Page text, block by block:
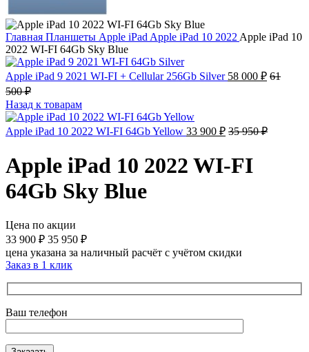
Главная Планшеты Apple iPad Apple iPad 10 2022 Apple iPad 10
2022 WI-FI 64Gb Sky Blue
Apple iPad 9 2021 WI-FI + Cellular 256Gb Silver 58 000 ₽ 61
500₽
Назад к товарам
Apple iPad 10 2022 WI-FI 64Gb Yellow 33 900 ₽ 35 950₽
Apple iPad 10 2022 WI-FI
64Gb Sky Blue
Цена по акции
33 900 ₽ 35 950 ₽
цена указана за наличный расчёт с учётом скидки
Заказ в 1 клик
Ваш телефон